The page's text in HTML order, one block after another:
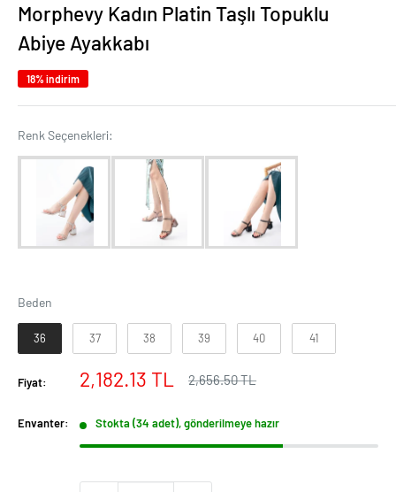
Morphevy Kadın Platin Taşlı Topuklu
Abiye Ayakkabı
18% indirim
Renk Seçenekleri:
Beden
36 37 38 39 40 41
Fiyat:
İndirimli
2,182.13 TL
Normal
2,656.50 TL
Envanter: Stokta (34 adet), gönderilmeye hazır